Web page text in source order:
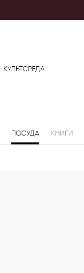
КУЛЬТСРЕДА
ПОСУДА КНИГИ